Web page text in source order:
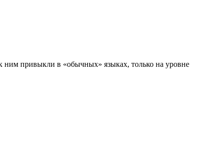
ним привыкли в «обычных» языках, только на уровне